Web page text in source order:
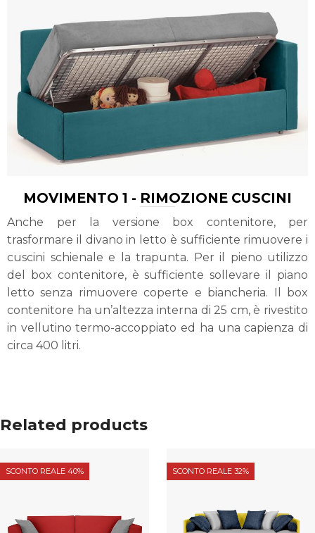
MOVIMENTO 1 - RIMOZIONE CUSCINI
Anche per la versione box contenitore, per
trasformare il divano in letto è sufficiente rimuovere i
cuscini schienale e la trapunta. Per il pieno utilizzo
del box contenitore, è sufficiente sollevare il piano
letto senza rimuovere coperte e biancheria. Il box
contenitore ha un’altezza interna di 25 cm, è rivestito
in vellutino termo-accoppiato ed ha una capienza di
circa 400 litri.
Related products
SCONTO REALE 40% SCONTO REALE 32%